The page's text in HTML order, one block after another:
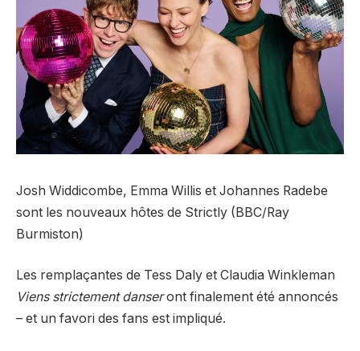
Josh Widdicombe, Emma Willis et Johannes Radebe
sont les nouveaux hôtes de Strictly (BBC/Ray
Burmiston)
Les remplaçantes de Tess Daly et Claudia Winkleman
Viens strictement danseront finalement été annoncés
– et un favori des fans est impliqué.